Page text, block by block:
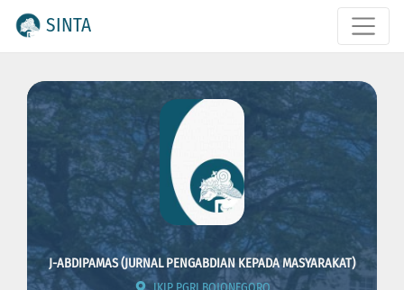
SINTA
J-ABDIPAMAS (JURNAL PENGABDIAN KEPADA MASYARAKAT)